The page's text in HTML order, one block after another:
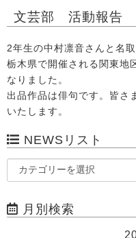
文芸部 活動報告
2年生の中村凛音さんと名
栃木県で開催される関東地
なりました。
出品作品は俳句です。皆さ
いたします。
NEWSリスト
月別検索